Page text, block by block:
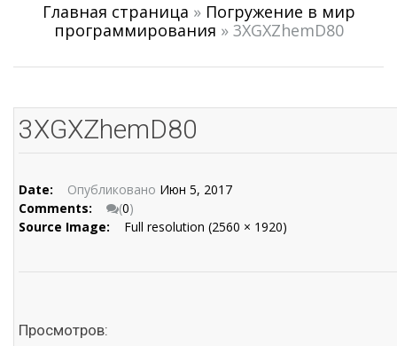
Главная страница » Погружение в мир
программирования » 3XGXZhemD80
3XGXZhemD80
Date: Опубликовано Июн 5, 2017
Comments:
(0)
Source Image:
Full resolution (2560 × 1920)
Просмотров: